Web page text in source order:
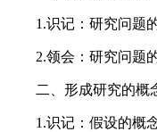
1.识记：研究问题
2.领会：研究问题的
二、形成研究的概
1.识记：假设的概